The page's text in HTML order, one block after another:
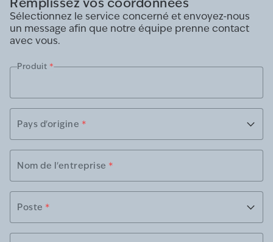
Sélectionnez le service concerné et envoyez-nous
un message afin que notre équipe prenne contact
avec vous.
Produit *
Pays d'origine *
Nom de l'entreprise *
Poste *